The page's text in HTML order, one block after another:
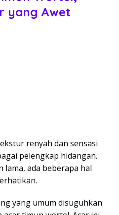
yang Awet
renyah dan sensasi
pelengkap hidangan.
lama, ada beberapa hal
yang umum disuguhkan